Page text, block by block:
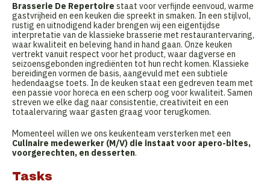
Brasserie De Repertoire staat voor verfijnde eenvoud, warme
gastvrijheid en een keuken die spreekt in smaken. In een stijlvol,
rustig en uitnodigend kader brengen wij een eigentijdse
interpretatie van de klassieke brasserie met restaurantervaring,
waar kwaliteit en beleving hand in hand gaan. Onze keuken
vertrekt vanuit respect voor het product, waar dagverse en
seizoensgebonden ingrediënten tot hun recht komen. Klassieke
bereidingen vormen de basis, aangevuld met een subtiele
hedendaagse toets. In de keuken staat een gedreven team met
een passie voor horeca en een scherp oog voor kwaliteit. Samen
streven we elke dag naar consistentie, creativiteit en een
totaalervaring waar gasten graag voor terugkomen.
Momenteel willen we ons keukenteam versterken met een
Culinaire medewerker (M/V) die instaat voor apero-bites,
voorgerechten, en desserten.
Tasks